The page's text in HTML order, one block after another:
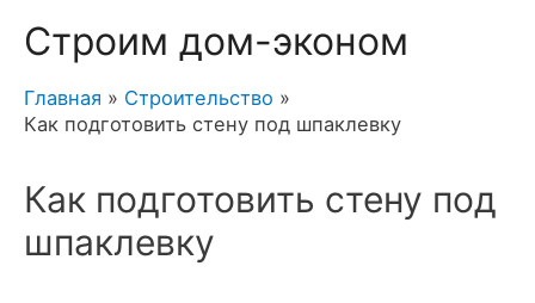
Строим дом-эконом
Главная
Строительство
Как подготовить стену под шпаклевку
Как подготовить стену под
шпаклевку